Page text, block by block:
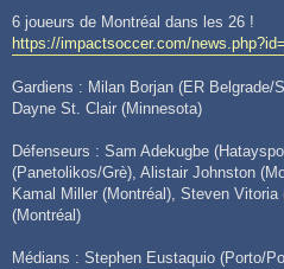
s
s
a
6 joueurs de Montréal dans les 26 !
https://impactsoccer.com/
Gardiens : Milan Borjan (ER Belgrade/
Dayne St. Clair (Minnesota)
Défenseurs : Sam Adekugbe
(Panetolikos/Grè), Alistair Johnston
Kamal Miller (Montréal), Steven
(Montréal)
Médians : Stephen Eustaquio (Porto/